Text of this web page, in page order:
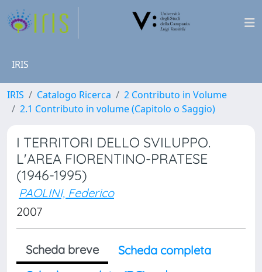
IRIS
IRIS Catalogo Ricerca
2 Contributo in Volume
2.1 Contributo in volume (Capitolo o Saggio)
I TERRITORI DELLO SVILUPPO.
L'AREA FIORENTINO-PRATESE
(1946-1995)
PAOLINI, Federico
2007
Scheda breve
Scheda completa